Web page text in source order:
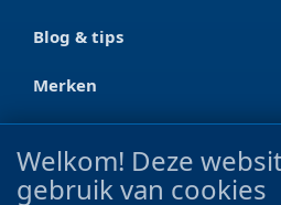
Blog & tips
Merken
CONTACT
Ootmarsumseweg 125a
Welkom! Deze
gebruik van cookies